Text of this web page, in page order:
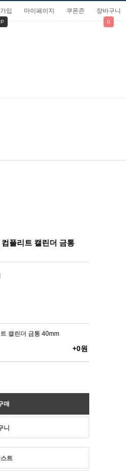
입 마이페이지 쿠폰존 장바구니
0
플리트 캘린더 금통
캘린더 금통 40mm
+0원
트